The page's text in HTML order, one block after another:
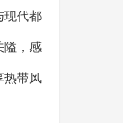
现代都
隘，感
热带风